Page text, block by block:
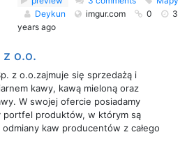
Deykun
imgur.com 0
3
years ago
z o.o.
z o.o.zajmuje się sprzedażą i
kawy, kawą mieloną oraz
W swojej ofercie posiadamy
portfel produktów, w którym są
kaw producentów z całego